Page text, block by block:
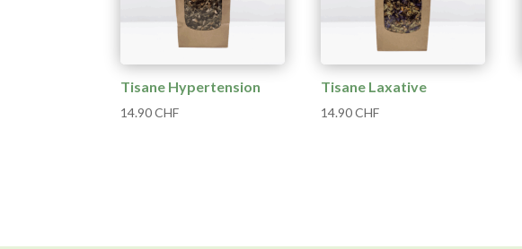
Tisane Hypertension
14.90CHF
Tisane Laxative
14.90CHF